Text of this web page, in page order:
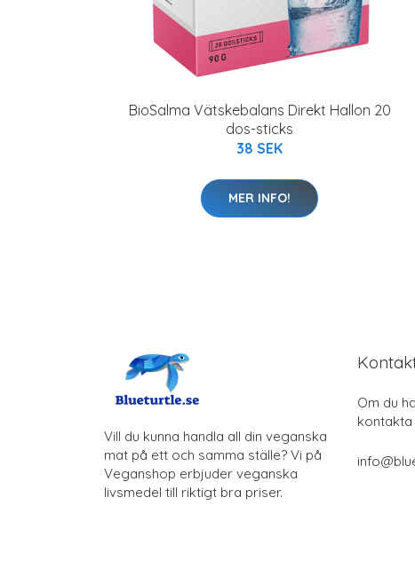
BioSalma Vätskebalans Direkt Hallon 20
dos-sticks
38 SEK
MER INFO!
Vill du kunna handla all din veganska
mat på ett och samma ställe? Vi på
Veganshop erbjuder veganska
livsmedel till riktigt bra priser.
Om du